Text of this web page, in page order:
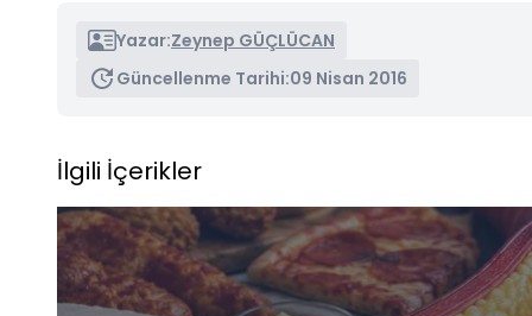
Yazar:Zeynep GÜÇLÜCAN
Güncellenme Tarihi:09 Nisan 2016
İlgili İçerikler